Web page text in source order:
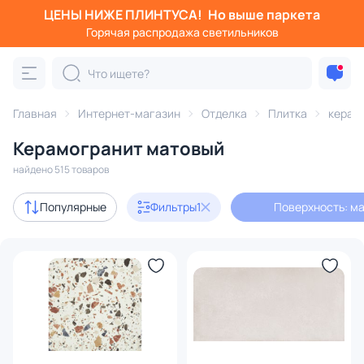
ЦЕНЫ НИЖЕ ПЛИНТУСА! Но выше паркета
Горячая распродажа светильников
Главная Интернет-магазин Отделка Плитка
Керамогранит матовый
найдено 515 товаров
Популярные Фильтры1 Поверхность:
Фильтры
Категория:
керамическая керамогранит
В наличии 310
Бренд